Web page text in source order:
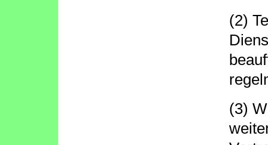
(2)
(3)